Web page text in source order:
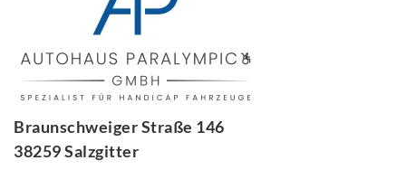
Braunschweiger Straße 146
38259 Salzgitter